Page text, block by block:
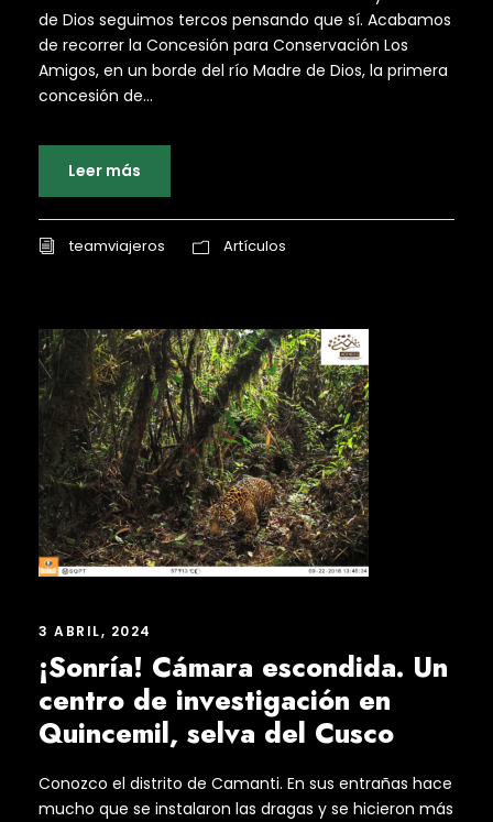
de Dios seguimos tercos pensando que sí. Acabamos
de recorrer la Concesión para Conservación Los
Amigos, en un borde del río Madre de Dios, la primera
concesión de...
Leer más
teamviajeros Artículos
3 ABRIL, 2024
¡Sonría! Cámara escondida. Un
centro de investigación en
Quincemil, selva del Cusco
Conozco el distrito de Camanti. En sus entrañas hace
mucho que se instalaron las dragas y se hicieron más